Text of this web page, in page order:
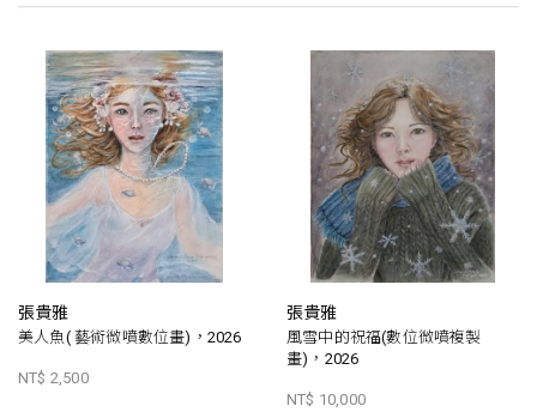
張貴雅
美人魚( 藝術微噴數位畫)，2026
NT$ 2,500
張貴雅
風雪中的祝福(數位微噴複製
畫)，2026
NT$ 10,000